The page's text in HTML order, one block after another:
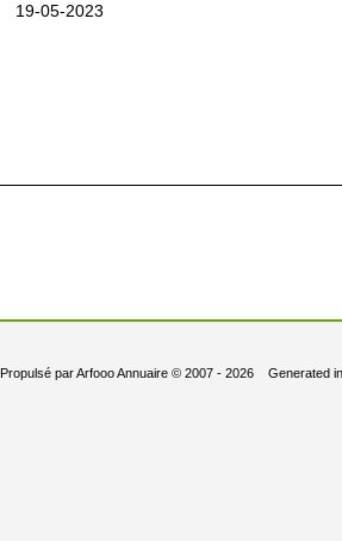
19-05-2023
Propulsé parArfooo Annuaire© 2007 - 2026 Generated